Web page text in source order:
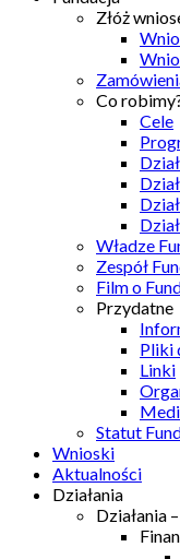
Złóż
Co
Cele
Władze
Zespół
Film o
Przydatne
Pliki
Linki
Statut
Wnioski
Aktualności
Działania
Działania